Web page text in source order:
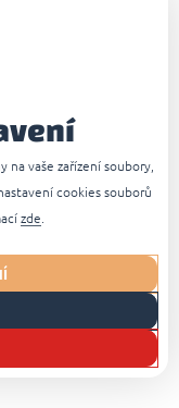
mírně osolené
minutyzamírného
naběračkou
alespoň
na vaše zařízení soubory,
cookies souborů
zde